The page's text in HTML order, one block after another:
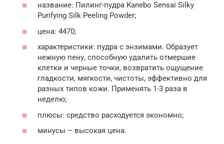
название: Пилинг-пудра Kanebo Sensai Silky
Purifying Silk Peeling Powder;
цена: 4470;
характеристики: пудра с энзимами. Образует
нежную пену, способную удалить отмершие
клетки и черные точки, возвратить ощущение
гладкости, мягкости, чистоты, эффективно для
разных типов кожи. Применять 1-3 раза в
неделю;
плюсы: средство расходуется экономно;
минусы – высокая цена.